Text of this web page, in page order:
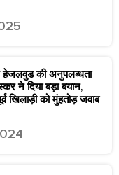
की अनुपलब्धता
ने दिया बड़ा बयान,
खिलाड़ी को मुंहतोड़ जवाब